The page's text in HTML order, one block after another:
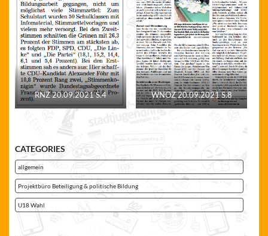
RNZ 20.09.2021 S.4 WNOZ 20.09.2021 S.8
CATEGORIES
allgemein
Projektbüro Beteiligung & politische Bildung
U18 Wahl